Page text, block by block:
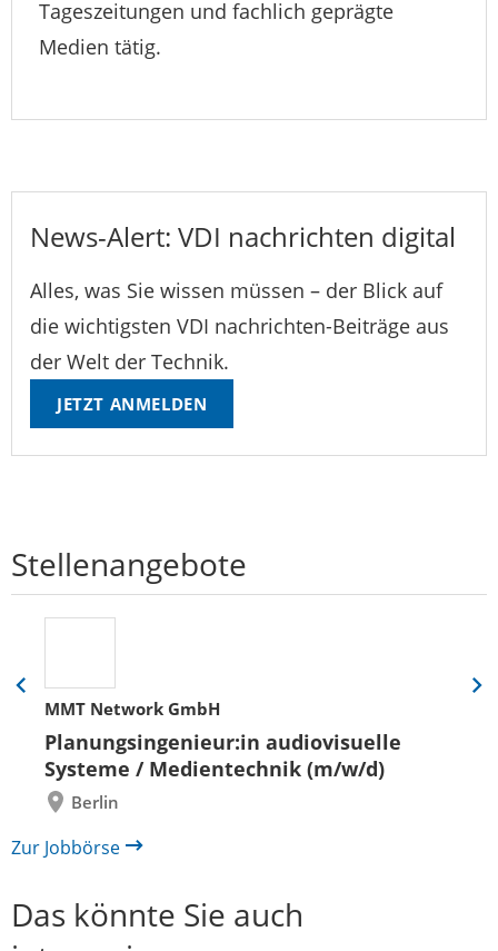
Tageszeitungen und fachlich geprägte
Medien tätig.
News-Alert: VDI nachrichten digital
Alles, was Sie wissen müssen – der Blick auf
die wichtigsten VDI nachrichten-Beiträge aus
der Welt der Technik.
JETZT ANMELDEN
Stellenangebote
MMT Network GmbH
Planungsingenieur:in audiovisuelle
Systeme / Medientechnik (m/w/d)
Berlin
Eine
Folie
zurück
Eine
Zur Jobbörse
Das könnte Sie auch